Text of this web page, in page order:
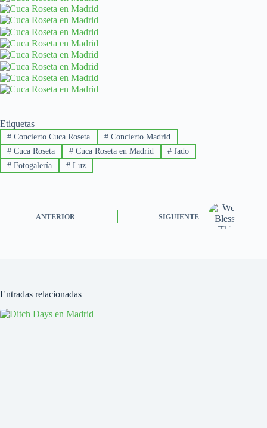
Etiquetas
#Concierto Cuca Roseta #Concierto Madrid
#Cuca Roseta #Cuca Roseta en Madrid # fado
#Fotogalería #Luz
ANTERIOR SIGUIENTE
Entradas relacionadas